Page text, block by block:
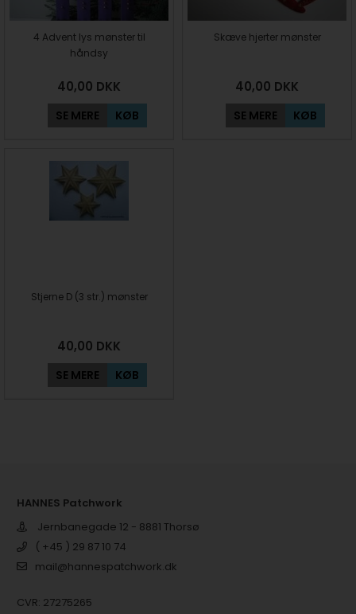
4 Advent lys mønster til
håndsy
40,00 DKK
SE MERE KØB
Skæve hjerter mønster
40,00 DKK
SE MERE KØB
Stjerne D (3 str.) mønster
40,00 DKK
SE MERE KØB
HANNES Patchwork
Jernbanegade 12 - 8881 Thorsø
( +45 ) 29 87 10 74
mail@hannespatchwork.dk
CVR: 27275265